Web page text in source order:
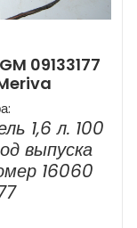
09133177
1,6 л. 100
выпуска
16060